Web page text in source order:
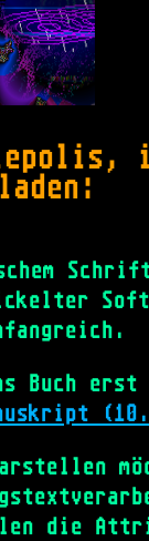
Buch
die